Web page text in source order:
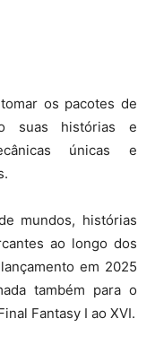
os pacotes de
suas histórias e
únicas e
mundos, histórias
ao longo dos
em 2025
também para o
Fantasy I ao XVI.